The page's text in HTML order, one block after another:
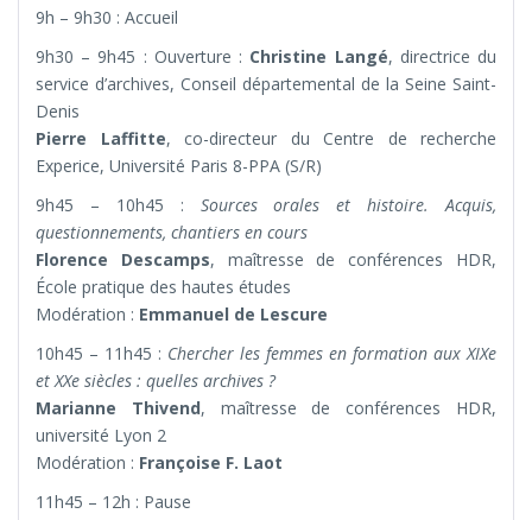
9h – 9h30 : Accueil
9h30 – 9h45 : Ouverture : Christine Langé, directrice du
service d’archives, Conseil départemental de la Seine Saint-
Denis
Pierre Laffitte, co-directeur du Centre de recherche
Experice, Université Paris 8-PPA (S/R)
9h45 – 10h45 : Sources orales et histoire. Acquis,
questionnements, chantiers en cours
Florence Descamps, maîtresse de conférences HDR,
École pratique des hautes études
Modération : Emmanuel de Lescure
10h45 – 11h45 : Chercher les femmes en formation aux XIXe
et XXe siècles : quelles archives ?
Marianne Thivend, maîtresse de conférences HDR,
université Lyon 2
Modération : Françoise F. Laot
11h45 – 12h : Pause